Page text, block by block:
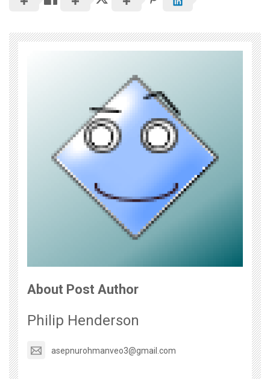
About Post Author
Philip Henderson
asepnurohmanveo3@gmail.com